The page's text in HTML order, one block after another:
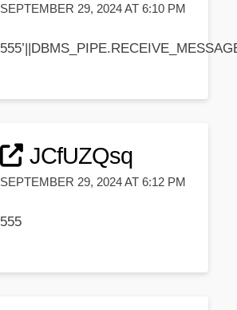
SEPTEMBER 29, 2024 AT 6:10 PM
JCfUZQsq
SEPTEMBER 29, 2024 AT 6:12 PM
555